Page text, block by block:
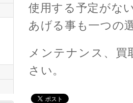
使用する予定がな
あげる事も一つの
メンテナンス、
さい。